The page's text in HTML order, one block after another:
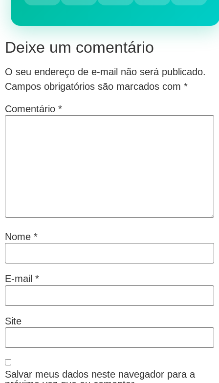
Deixe um comentário
O seu endereço de e-mail não será publicado.
Campos obrigatórios são marcados com *
Comentário *
Nome *
E-mail *
Site
Salvar meus dados neste navegador para a